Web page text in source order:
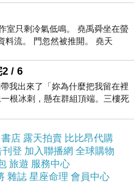
室只剩冷氣低鳴。 堯禹舜坐在螢
料流。 門忽然被推開。 堯天
/ 6
我出來了「妳為什麼把我留在裡
根冰刺，懸在群組頂端。三樓死
。那個人確實站在
書店 露天拍賣 比比昂代購
刊登 加入聯播網 全球購物
旅遊 服務中心
雜誌 星座命理 會員中心